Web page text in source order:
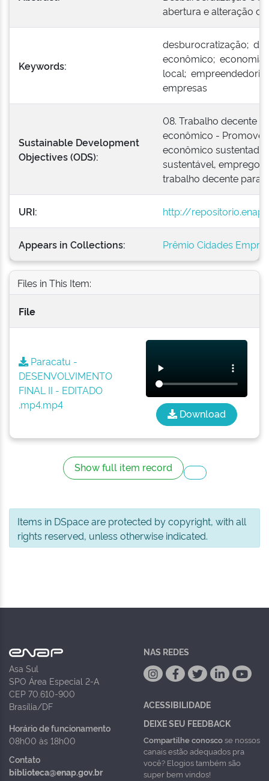
abertura e alteração
Keywords:
desburocratização;
econômico; economia
local;
empresas
Sustainable Development
Objectives (ODS):
08. Trabalho decente
econômico -
econômico
sustentável, emprego
trabalho decente para
URI: http://
Appears in Collections: Prêmio Cidades
Files in This Item:
File
Paracatu -
DESENVOLVIMENTO
FINAL II - EDITADO
.mp4.mp4
Download
Show full item record
Items in DSpace are protected by copyright, with all
rights reserved, unless otherwise indicated.
Asa Sul
SPO Área Especial 2-A
CEP 70.610-900
Brasília/DF
Horário de funcionamento
08h00 às 18h00
Contato
biblioteca@enap.gov.br
NAS REDES
ACESSIBILIDADE
DEIXE SEU FEEDBACK
Compartilhe conoscose nossos
canais estão adequados pra
você? Elogios também são
super bem vindos!